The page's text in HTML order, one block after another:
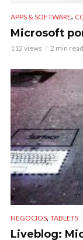
APPS & SOFTWARE,
Microsoft
112 views 2 min read
NEGOCIOS, TABLETS
Liveblog: